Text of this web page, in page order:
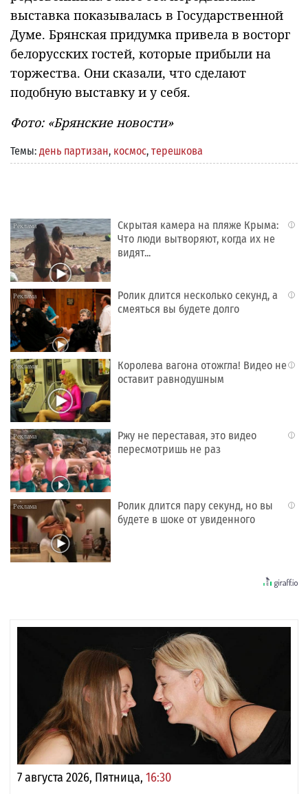
выставка показывалась в Государственной
Думе. Брянская придумка привела в восторг
белорусских гостей, которые прибыли на
торжества. Они сказали, что сделают
подобную выставку и у себя.
Фото: «Брянские новости»
Темы: день партизан, космос, терешкова
i
Скрытая камера на пляже Крыма:
Что люди вытворяют, когда их не
видят...
i
Ролик длится несколько секунд, а
смеяться вы будете долго
i
Королева вагона отожгла! Видео не
оставит равнодушным
i
Ржу не переставая, это видео
пересмотришь не раз
i
Ролик длится пару секунд, но вы
будете в шоке от увиденного
7 августа 2026, Пятница, 16:30